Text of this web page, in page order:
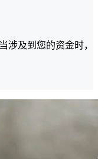
涉及到您的资金时，